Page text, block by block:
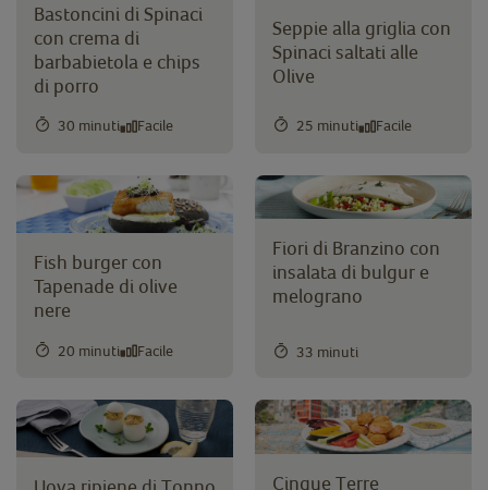
Bastoncini di Spinaci
con crema di
barbabietola e chips
di porro
30 minuti Facile
Seppie alla griglia con
Spinaci saltati alle
Olive
25 minuti Facile
Fish burger con
Tapenade di olive
nere
20 minuti Facile
Fiori di Branzino con
insalata di bulgur e
melograno
33 minuti
Cinque Terre